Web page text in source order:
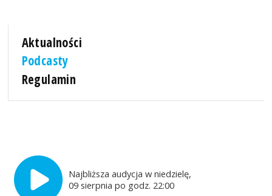
Aktualności
Podcasty
Regulamin
Najbliższa audycja w niedzielę,
09 sierpnia po godz. 22:00